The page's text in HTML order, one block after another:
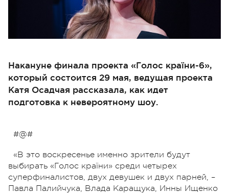
Накануне финала проекта «Голос країни-6»,
который состоится 29 мая, ведущая проекта
Катя Осадчая рассказала, как идет
подготовка к невероятному шоу.
#@#
«В это воскресенье именно зрители будут
выбирать «Голос країни» среди четырех
суперфиналистов, двух девушек и двух парней, –
Павла Палийчука, Влада Каращука, Инны Ищенко